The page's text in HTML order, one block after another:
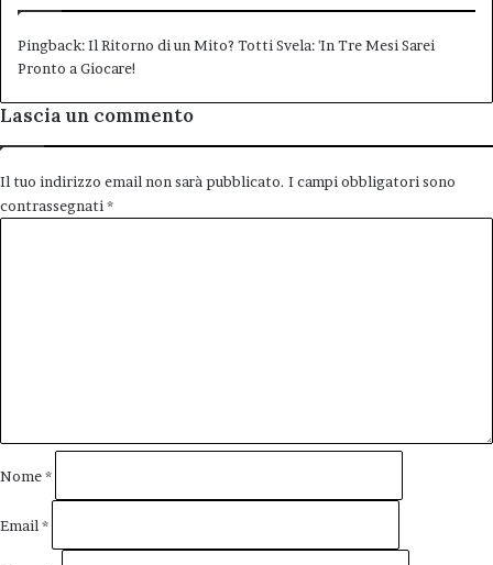
Pingback:Il Ritorno di un Mito? Totti Svela: 'In Tre Mesi Sarei
Pronto a Giocare!
Lascia un commento
Il tuo indirizzo email non sarà pubblicato. I campi obbligatori sono
contrassegnati *
Nome*
Email *